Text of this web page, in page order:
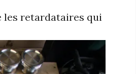
les retardataires qui